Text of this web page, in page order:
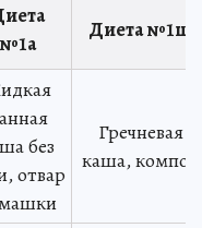
№1а
Диета №1щ
без
отвар
Гречневая
каша, компот